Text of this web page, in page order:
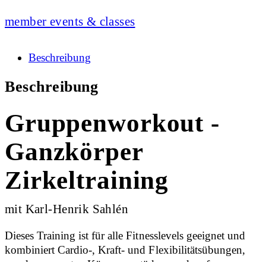
member events & classes
Beschreibung
Beschreibung
Gruppenworkout -
Ganzkörper
Zirkeltraining
mit Karl-Henrik Sahlén
Dieses Training ist für alle Fitnesslevels geeignet und
kombiniert Cardio-, Kraft- und Flexibilitätsübungen,